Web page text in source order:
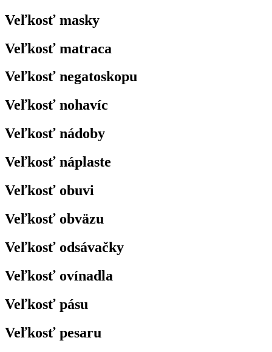
Veľkosť masky
Veľkosť matraca
Veľkosť negatoskopu
Veľkosť nohavíc
Veľkosť nádoby
Veľkosť náplaste
Veľkosť obuvi
Veľkosť obväzu
Veľkosť odsávačky
Veľkosť ovínadla
Veľkosť pásu
Veľkosť pesaru